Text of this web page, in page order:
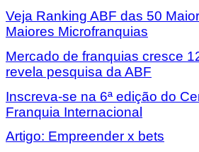
Veja Ranking ABF das 50
Maiores Microfranquias
Mercado de franquias cresce
revela pesquisa da ABF
Inscreva-se na 6ª edição do
Franquia Internacional
Artigo: Empreender x bets